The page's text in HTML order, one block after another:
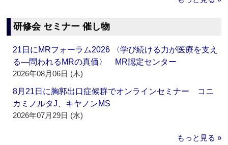
研修会 セミナー 催し物
21日にMRフォーラム2026 〈学び続ける力が医療を支え
る―問われるMRの真価〉 MR認定センター
2026年08月06日 (木)
8月21日に胸郭出口症候群でオンラインセミナー コニ
カミノルタJ、キヤノンMS
2026年07月29日 (水)
もっと見る »